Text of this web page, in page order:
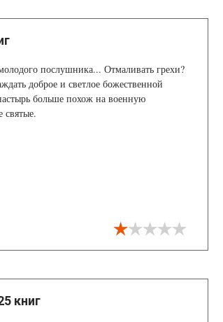
послушника... Отмаливать грехи?
доброе и светлое божественной
больше похож на военную
святые.
книг